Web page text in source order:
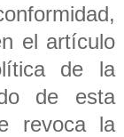
el artículo
de la
de esta
revoca la